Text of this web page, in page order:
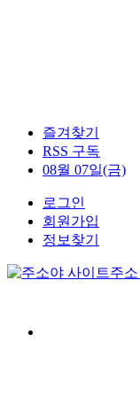
즐겨찾기
RSS 구독
08월 07일(금)
로그인
회원가입
정보찾기